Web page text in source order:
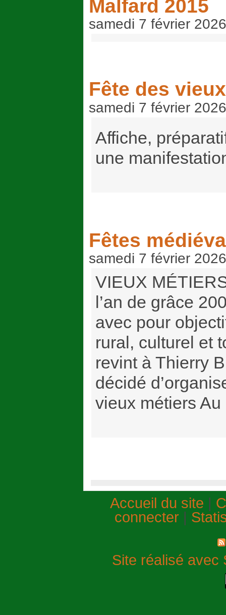
Malfard 2015
samedi 7 février 2026
Fête des
samedi 7 février 2026
Affiche,
une
Fêtes
samedi 7 février 2026
VIEUX
l’an de grâce
avec pour
rural, culturel et
revint à Thierry
décidé
vieux métiers Au
Accueil du site |
connecter|
Site réalisé avec